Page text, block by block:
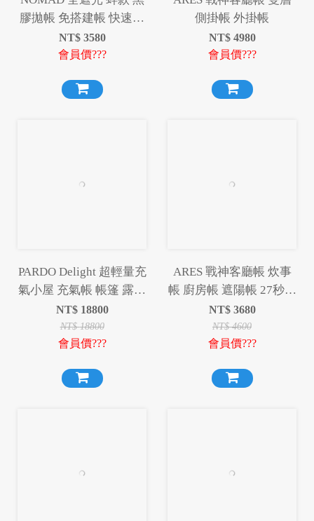
膠拋帳 免搭建帳 快速帳
篷 黑膠帳篷 全自動帳篷
手拋帳篷 秒開帳 免搭建
NT$ 3580
會員價???
側掛帳 外掛帳
NT$ 4980
會員價???
PARDO Delight 超輕量充
氣小屋 充氣帳 帳篷 露營
帳篷 露營
NT$ 18800
NT$18800
會員價???
ARES 戰神客廳帳 炊事
帳 廚房帳 遮陽帳 27秒帳
快速帳 速開帳 戰神
ARES
NT$ 3680
NT$4600
會員價???